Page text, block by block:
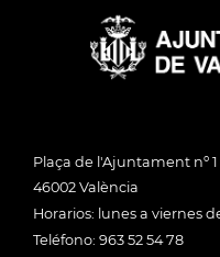
Plaça de l'Ajuntament nº 1
46002 València
Horarios: lunes a viernes
Teléfono: 963 52 54 78